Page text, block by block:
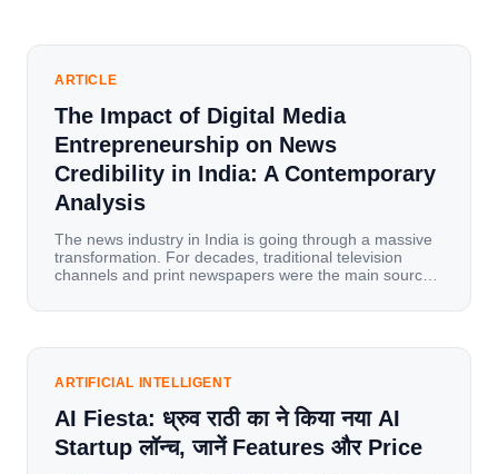
ARTICLE
The Impact of Digital Media
Entrepreneurship on News
Credibility in India: A Contemporary
Analysis
The news industry in India is going through a massive
transformation. For decades, traditional television
channels and print newspapers were the main sources
mobile data, affordable smartphones, and high-speed
has become a mobile-first market where consumers
ARTIFICIAL INTELLIGENT
AI Fiesta: ध्रुव राठी का ने किया नया AI
Startup लॉन्च, जानें Features और Price